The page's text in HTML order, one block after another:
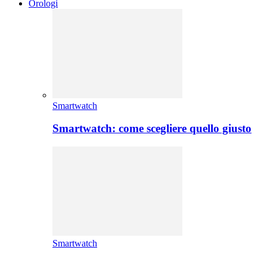
Orologi
Smartwatch
Smartwatch: come scegliere quello giusto
Smartwatch